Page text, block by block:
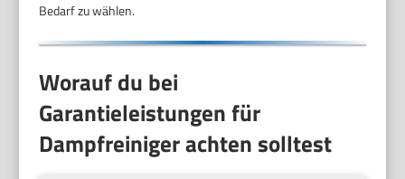
Bedarf zu wählen.
Worauf du bei
Garantieleistungen für
Dampfreiniger achten solltest